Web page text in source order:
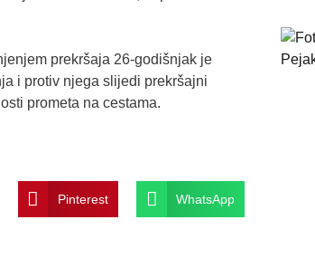
prekršaja 26-godišnjak je
i protiv njega slijedi prekršajni
prometa na cestama.
Pinterest WhatsApp